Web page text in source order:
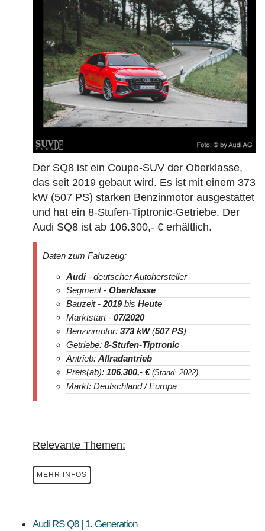
Modelle und Generationen!
BAUJAHR LAND MARKE
Der SQ8 ist ein Coupe-SUV der Oberklasse,
das seit 2019 gebaut wird. Es ist mit einem 373
kW (507 PS) starken Benzinmotor ausgestattet
und hat ein 8-Stufen-Tiptronic-Getriebe. Der
Audi SQ8 ist ab 106.300,- € erhältlich.
Daten zum Fahrzeug:
Audi- deutscher Autohersteller
Segment - Oberklasse
Bauzeit - 2019bis Heute
Marktstart - 07/2020
Benzinmotor: 373 kW(507 PS)
Getriebe: 8-Stufen-Tiptronic
Antrieb: Allradantrieb
Preis(ab): 106.300,- € (Stand: 2022)
Markt: Deutschland / Europa
Relevante Themen:
MEHR INFOS
Audi RS Q8 | 1. Generation